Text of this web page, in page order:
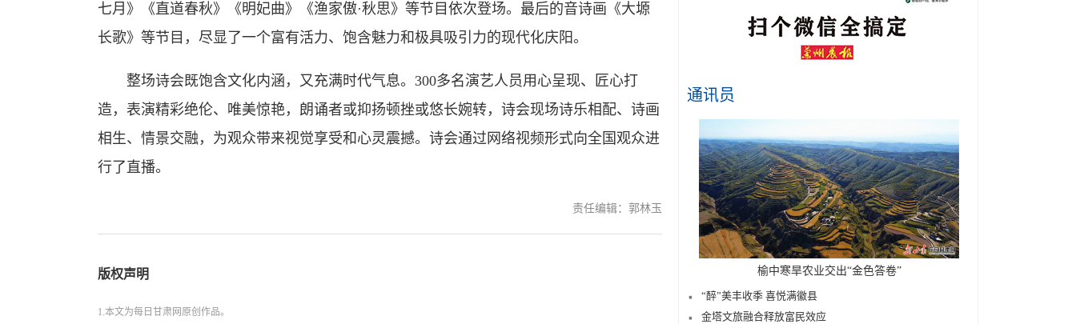
七月》《直道春秋》《明妃曲》《渔家傲·秋思》等节目依次登场。最后的音诗画《大塬
长歌》等节目，尽显了一个富有活力、饱含魅力和极具吸引力的现代化庆阳。
整场诗会既饱含文化内涵，又充满时代气息。300多名演艺人员用心呈现、匠心打
造，表演精彩绝伦、唯美惊艳，朗诵者或抑扬顿挫或悠长婉转，诗会现场诗乐相配、诗画
相生、情景交融，为观众带来视觉享受和心灵震撼。诗会通过网络视频形式向全国观众进
行了直播。
责任编辑：郭林玉
版权声明
1.本文为每日甘肃网原创作品。
通讯员
榆中寒旱农业交出“金色答卷”
“醉”美丰收季 喜悦满徽县
金塔文旅融合释放富民效应